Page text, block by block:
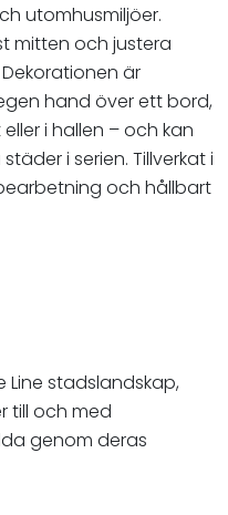
utomhusmiljöer.
mitten och justera
är
hand över ett bord,
i hallen – och kan
i serien. Tillverkat i
och hållbart
Line stadslandskap,
till och med
genom deras